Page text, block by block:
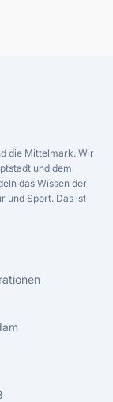
die Mittelmark. Wir
und dem
das Wissen der
und Sport. Das ist